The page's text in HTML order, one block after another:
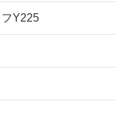
Y225